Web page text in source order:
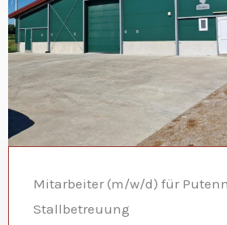
Mitarbeiter (m/w/d) für
Stallbetreuung